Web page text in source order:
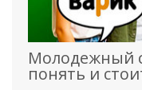
Молодежный
понять и